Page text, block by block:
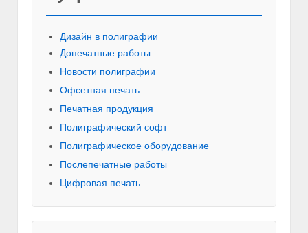
Дизайн в полиграфии
Допечатные работы
Новости полиграфии
Офсетная печать
Печатная продукция
Полиграфический софт
Полиграфическое оборудование
Послепечатные работы
Цифровая печать